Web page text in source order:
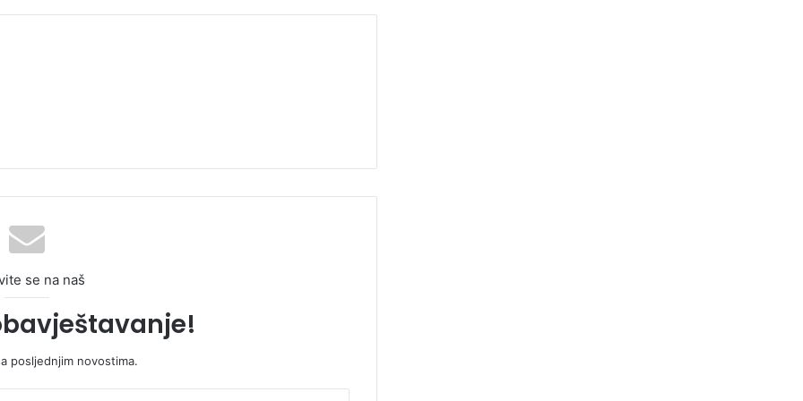
se na naš
posljednjim novostima.